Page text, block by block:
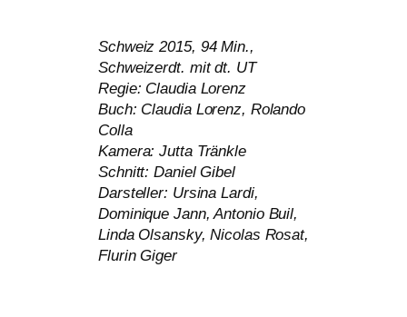
Schweiz 2015, 94 Min.,
Schweizerdt. mit dt. UT
Regie: Claudia Lorenz
Buch: Claudia Lorenz, Rolando
Colla
Kamera: Jutta Tränkle
Schnitt: Daniel Gibel
Darsteller: Ursina Lardi,
Dominique Jann, Antonio Buil,
Linda Olsansky, Nicolas Rosat,
Flurin Giger